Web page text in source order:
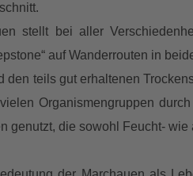
stellt bei aller
auf Wanderrouten in
teils gut erhaltenen
Organismengruppen
die sowohl Feucht-